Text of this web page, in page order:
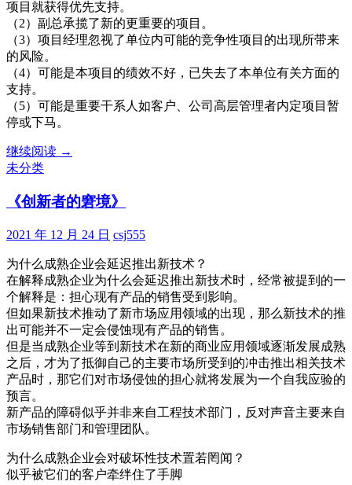
法
项目就获得优先支持。
（2）副总承揽了新的更重要的项目。
（3）项目经理忽视了单位内可能的竞争性项目的出现所带来
的风险。
（4）可能是本项目的绩效不好，已失去了本单位有关方面的
支持。
（5）可能是重要干系人如客户、公司高层管理者内定项目暂
停或下马。
继续阅读项
理
例
论
16
→
未分类
《创新者的窘境》
2021 年 12 月 24 日 csj555
为什么成熟企业会延迟推出新技术？
在解释成熟企业为什么会延迟推出新技术时，经常被提到的一
个解释是：担心现有产品的销售受到影响。
但如果新技术推动了新市场应用领域的出现，那么新技术的推
出可能并不一定会侵蚀现有产品的销售。
但是当成熟企业等到新技术在新的商业应用领域逐渐发展成熟
之后，才为了抵御自己的主要市场所受到的冲击推出相关技术
产品时，那它们对市场侵蚀的担心就将发展为一个自我应验的
预言。
新产品的障碍似乎并非来自工程技术部门，反对声音主要来自
市场销售部门和管理团队。
为什么成熟企业会对破坏性技术置若罔闻？
似乎被它们的客户牵绊住了手脚